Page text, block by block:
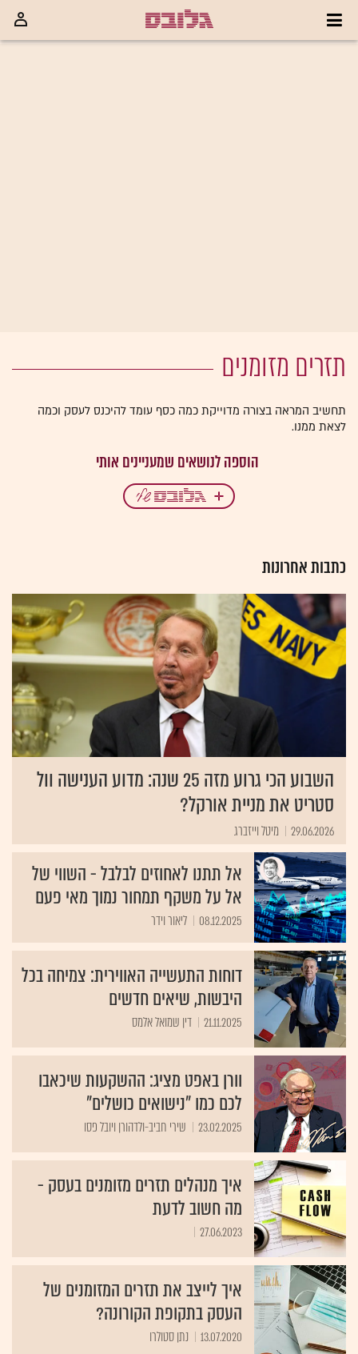
תזרים מזומנים
תחשיב המראה בצורה מדוייקת כמה כסף עומד להיכנס לעסק וכמה
לצאת ממנו.
כתבות אחרונות
השבוע הכי גרוע מזה 25 שנה: מדוע הענישה וול
סטריט את מניית אורקל?
29.06.2026 מיטל וייזברג
אל תתנו לאחוזים לבלבל - השווי של
אל על משקף תמחור נמוך מאי פעם
08.12.2025 ליאור וידר
דוחות התעשייה האווירית: צמיחה בכל
היבשות, שיאים חדשים
21.11.2025 דין שמואל אלמס
וורן באפט מציג: ההשקעות שיכאבו
לכם כמו ״נישואים כושלים״
23.02.2025 שירי חביב-ולדהורן ויובל פסו
איך מנהלים תזרים מזומנים בעסק -
מה חשוב לדעת
27.06.2023
איך לייצב את תזרים המזומנים של
העסק בתקופת הקורונה?
13.07.2020 נתן סטולרו